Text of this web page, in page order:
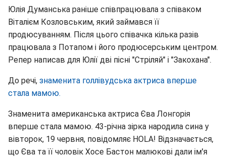
Юлія Думанська раніше співпрацювала з співаком
Віталієм Козловським, який займався її
продюсуванням. Після цього співачка кілька разів
працювала з Потапом і його продюсерським центром.
Репер написав для Юлії дві пісні "Стріляй" і "Закохана".
До речі, знаменита голлівудська актриса вперше
стала мамою.
Знаменита американська актриса Єва Лонгорія
вперше стала мамою. 43-річна зірка народила сина у
вівторок, 19 червня, повідомляє HOLA! Відзначається,
що Єва та її чоловік Хосе Бастон малюкові дали ім'я